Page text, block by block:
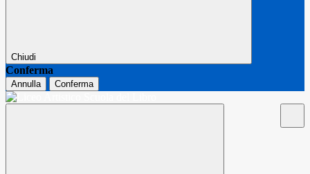
Chiudi
Conferma
Annulla Conferma